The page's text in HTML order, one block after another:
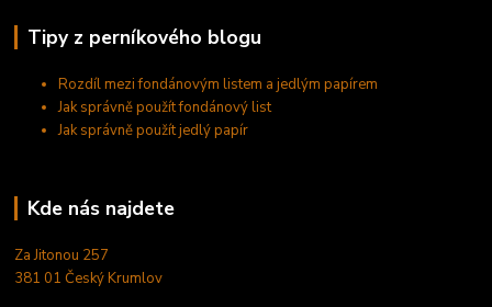
Tipy z perníkového blogu
Rozdíl mezi fondánovým listem a jedlým papírem
Jak správně použít fondánový list
Jak správně použít jedlý papír
Kde nás najdete
Za Jitonou 257
381 01 Český Krumlov